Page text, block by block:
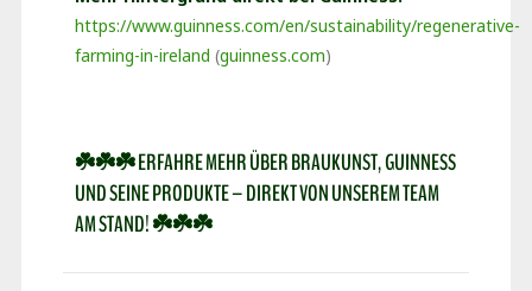
https://www.guinness.com/en/sustainability/regenerative-
farming-in-ireland (guinness.com)
☘️☘️☘️ ERFAHRE MEHR ÜBER BRAUKUNST, GUINNESS
UND SEINE PRODUKTE – DIREKT VON UNSEREM TEAM
AM STAND! ☘️☘️☘️